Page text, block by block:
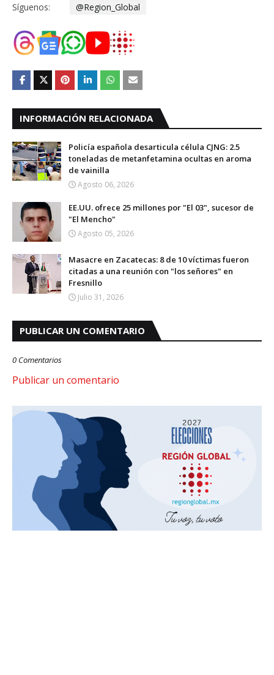
Síguenos: @Region_Global
INFORMACIÓN RELACIONADA
Policía española desarticula célula CJNG: 2.5
toneladas de metanfetamina ocultas en aroma
de vainilla
Agosto 06, 2026
EE.UU. ofrece 25 millones por "El 03", sucesor de
"El Mencho"
Agosto 05, 2026
Masacre en Zacatecas: 8 de 10 víctimas fueron
citadas a una reunión con "los señores" en
Fresnillo
Julio 31, 2026
PUBLICAR UN COMENTARIO
0 Comentarios
Publicar un comentario